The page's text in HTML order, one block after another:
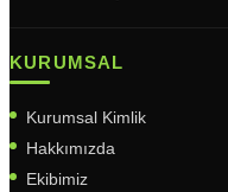
KURUMSAL
Kurumsal Kimlik
Hakkımızda
Ekibimiz